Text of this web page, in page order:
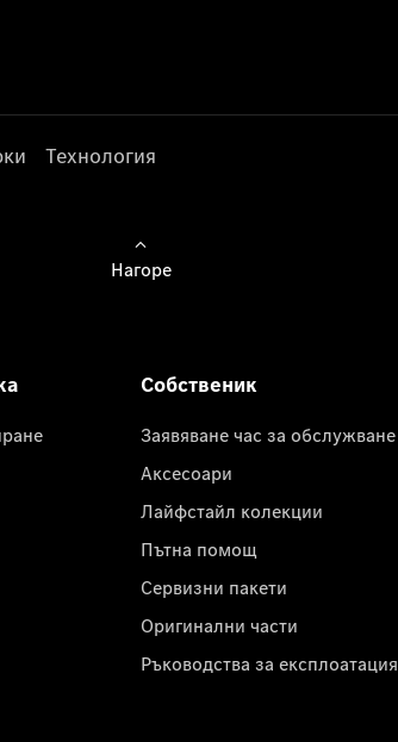
Технология
Нагоре
Собственик
Заявяване час за обслужване
Аксесоари
Лайфстайл колекции
Пътна помощ
Сервизни пакети
Оригинални части
Ръководства за експлоатация